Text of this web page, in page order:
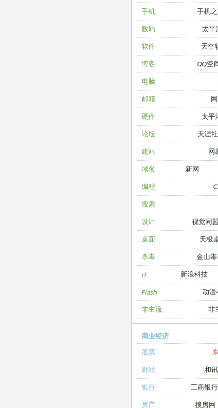
手机
手机
数码 太平
软件 天空
博客 QQ空
电脑
邮箱
硬件 太平
论坛 天涯
建站 网
域名 新网
编程
搜索
设计 视觉同
桌面 天极
杀毒 金山
IT 新浪科技
Flash 动漫
非主流 非
商业经济
股票
财经 和
银行 工商银行
房产 搜房网